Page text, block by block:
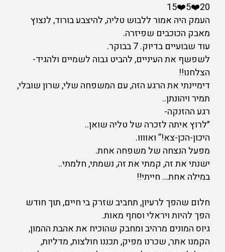
20❤️5❤️15
העמק היה אמור ללבוש טליה, להיצבע בורוד, לנצוץ
מאבק הכוכבים שפיזרה.
עוד שבועיים בדיוק. 7 בבוקר.
לשפשף את העיניים, להביט גבוה לשמיים ולהגיד-
הצלחנו!!
דימיינתי את הרגע הזה, עם המשפחה שלי, שרון שובלי,
תמיר ויהונתן..
רגע ההזנקה-
״לרוץ איתה לזכרה של טליה שואן..
היכון-הכן-צא!” ואוווו.
מפעל הנצחה של משפחה אחת.
ישנתי את זה, קמתי את זה, נשמתי, חלמתי..
במילה אחת… חייתי!!
חלום שהפך לרעיון, תחביב שזרק בי חיים, תוך חודש
הפך להיות ויראלי וסחף מאות.
גיוס המונים מרהיב ומחבק שהוכיח את אהבת ההמון,
הקמנו אתר, שכרנו מפיק, תכננו חולצות, מדליות,